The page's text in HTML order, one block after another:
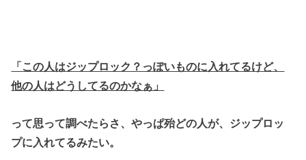
「この人はジップロック？っぽいものに 入れてるけど、
他の人はどうしてるのかなぁ」
って思って調べたらさ、やっぱ殆どの人が、 ジップロッ
プに入れてるみたい。